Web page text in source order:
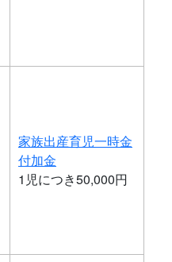
家族出産育児一時金
付加金
1児につき50,000円